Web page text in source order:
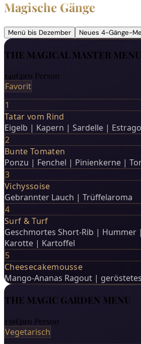
Magische Gänge
Menü bis Dezember Neues 4-Gänge-
THE MAGICAL MASTER MENU
149€pro Person
Favorit
1
Tatar vom Rind
Eigelb | Kapern | Sardelle |
2
Bunte Tomaten
Ponzu | Fenchel | Pinienkerne |
3
Vichyssoise
Gebrannter Lauch | Trüffelaroma
4
Surf & Turf
Geschmortes Short-Rib | Hummer
Karotte | Kartoffel
5
Cheesecakemousse
Mango-Ananas Ragout |
THE MAGIC GARDEN MENU
139€pro Person
Vegetarisch